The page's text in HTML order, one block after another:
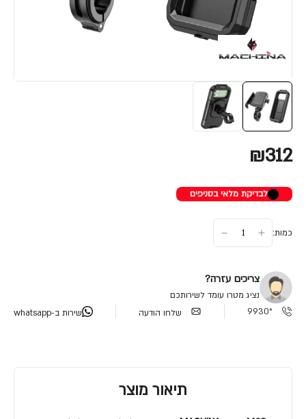
₪312
לבדיקת מלאי בסניפים
כמות:
צריכים עזרה?
נציג מטרו עומד לשירותכם
*9930
שלחו הודעה שירות ב-whatsapp
תיאור מוצר